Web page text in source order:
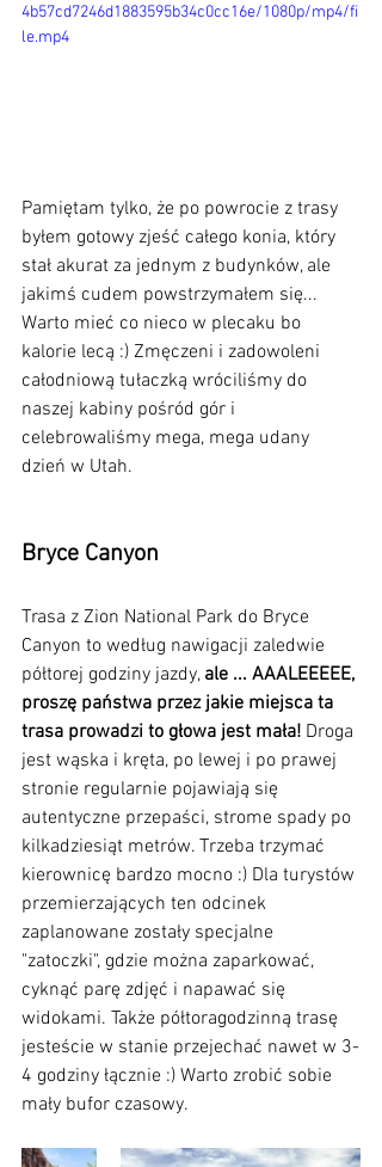
4b57cd7246d1883595b34c0cc16e/1080p/mp4/fi
le.mp4
Pamiętam tylko, że po powrocie z trasy
byłem gotowy zjeść całego konia, który
stał akurat za jednym z budynków, ale
jakimś cudem powstrzymałem się...
Warto mieć co nieco w plecaku bo
kalorie lecą :) Zmęczeni i zadowoleni
całodniową tułaczką wróciliśmy do
naszej kabiny pośród gór i
celebrowaliśmy mega, mega udany
dzień w Utah.
Bryce Canyon
Trasa z Zion National Park do Bryce
Canyon to według nawigacji zaledwie
półtorej godziny jazdy, ale ... AAALEEEEE,
proszę państwa przez jakie miejsca ta
trasa prowadzi to głowa jest mała! Droga
jest wąska i kręta, po lewej i po prawej
stronie regularnie pojawiają się
autentyczne przepaści, strome spady po
kilkadziesiąt metrów. Trzeba trzymać
kierownicę bardzo mocno :) Dla turystów
przemierzających ten odcinek
zaplanowane zostały specjalne
"zatoczki", gdzie można zaparkować,
cyknąć parę zdjęć i napawać się
widokami. Także półtoragodzinną trasę
jesteście w stanie przejechać nawet w 3-
4 godziny łącznie :) Warto zrobić sobie
mały bufor czasowy.